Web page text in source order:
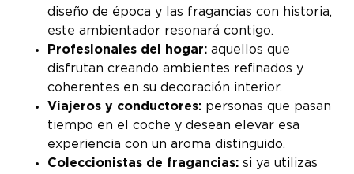
diseño de época y las fragancias con historia,
este ambientador resonará contigo.
Profesionales del hogar: aquellos que
disfrutan creando ambientes refinados y
coherentes en su decoración interior.
Viajeros y conductores: personas que pasan
tiempo en el coche y desean elevar esa
experiencia con un aroma distinguido.
Coleccionistas de fragancias: si ya utilizas